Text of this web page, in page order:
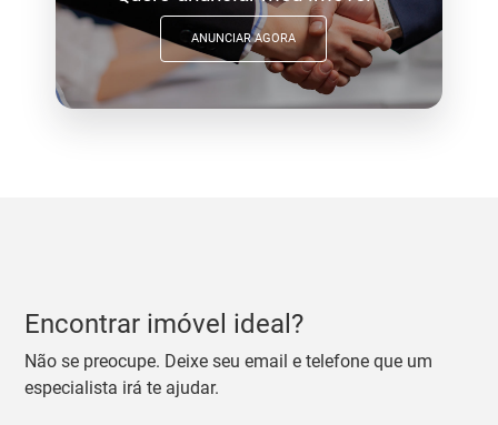
ANUNCIAR AGORA
Encontrar imóvel ideal?
Não se preocupe. Deixe seu email e telefone que um
especialista irá te ajudar.